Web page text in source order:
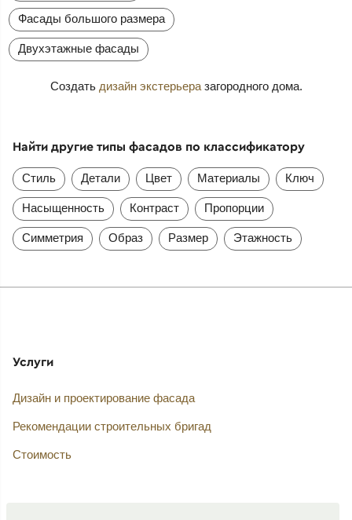
Фасады большого размера
Двухэтажные фасады
Создать дизайн экстерьеразагородного дома.
Найти другие типы фасадов по классификатору
Стиль Детали Цвет Материалы Ключ
Насыщенность Контраст Пропорции
Симметрия Образ Размер Этажность
Услуги
Дизайн и проектирование фасада
Рекомендации строительных бригад
Стоимость